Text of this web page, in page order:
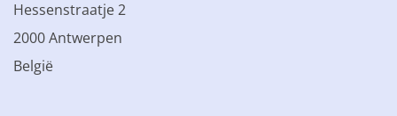
Hessenstraatje 2
2000 Antwerpen
België